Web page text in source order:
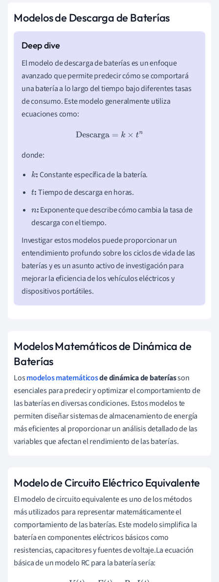
Modelos de Descarga de Baterías
El modelo de descarga de baterías es un enfoque
avanzado que permite predecir cómo se comportará
una batería a lo largo del tiempo bajo diferentes tasas
de consumo. Este modelo generalmente utiliza
ecuaciones como:
Descarga= k× tn
donde:
k:Constante específica de la batería.
t:Tiempo de descarga en horas.
n:Exponente que describe cómo cambia la tasa de
descarga con el tiempo.
Investigar estos modelos puede proporcionar un
entendimiento profundo sobre los ciclos de vida de las
baterías y es un asunto activo de investigación para
mejorar la eficiencia de los vehículos eléctricos y
dispositivos portátiles.
Modelos Matemáticos de Dinámica de
Baterías
Losmodelos matemáticosde dinámica de bateríasson
esenciales para predecir y optimizar el comportamiento de
las baterías en diversas condiciones. Estos modelos te
permiten diseñar sistemas de almacenamiento de energía
más eficientes al proporcionar un análisis detallado de las
variables que afectan el rendimiento de las baterías.
Modelo de Circuito Eléctrico Equivalente
El modelo de circuito equivalente es uno de los métodos
más utilizados para representar matemáticamente el
comportamiento de las baterías. Este modelo simplifica la
batería en componentes eléctricos básicos como
resistencias, capacitores y fuentes de voltaje.La ecuación
básica de un modelo RC para la batería sería: